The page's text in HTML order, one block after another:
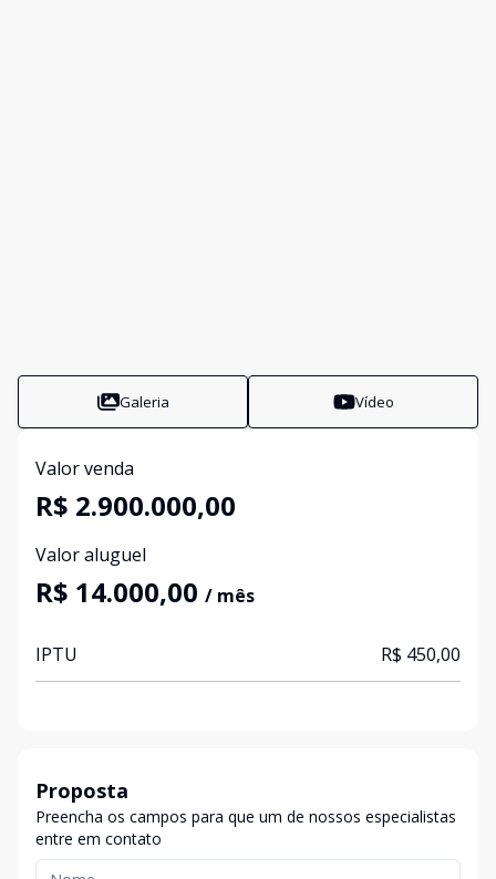
Galeria Vídeo
Valor venda
R$ 2.900.000,00
Valor aluguel
R$ 14.000,00 / mês
IPTU R$ 450,00
Proposta
Preencha os campos para que um de nossos especialistas
entre em contato